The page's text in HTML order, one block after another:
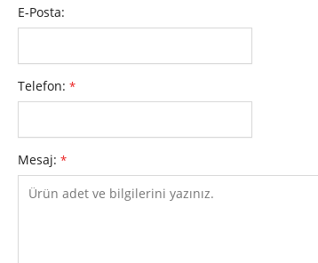
E-Posta:
Telefon: *
Mesaj: *